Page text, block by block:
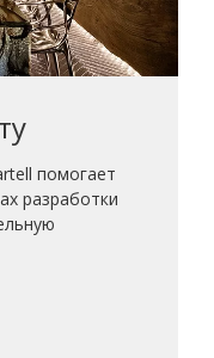
помогает
разработки